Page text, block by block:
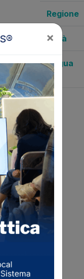
Regione
Città
Lingua
×